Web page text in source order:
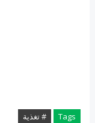
Tags
# تغذية